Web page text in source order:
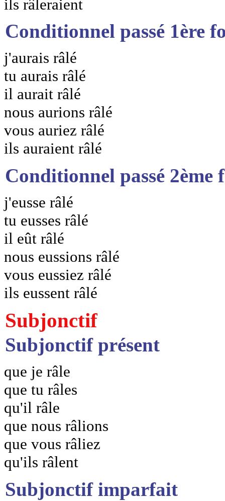
ils râleraient
Conditionnel passé 1ère
j'aurais râlé
tu aurais râlé
il aurait râlé
nous aurions râlé
vous auriez râlé
ils auraient râlé
Conditionnel passé 2ème
j'eusse râlé
tu eusses râlé
il eût râlé
nous eussions râlé
vous eussiez râlé
ils eussent râlé
Subjonctif
Subjonctif présent
que je râle
que tu râles
qu'il râle
que nous râlions
que vous râliez
qu'ils râlent
Subjonctif imparfait